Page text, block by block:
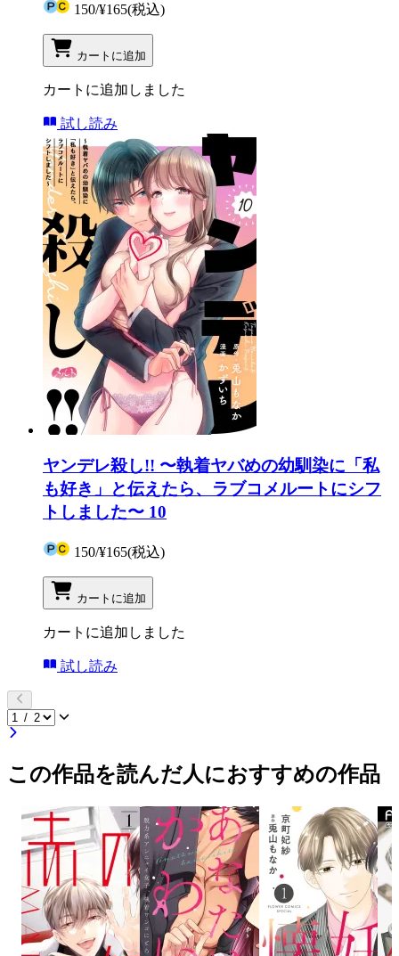
150/¥165(税込)
カートに追加
カートに追加しました
試し読み
ヤンデレ殺し!! 〜執着ヤバめの幼馴染に「私
も好き」と伝えたら、ラブコメルートにシフ
トしました〜 10
150/¥165(税込)
カートに追加
カートに追加しました
試し読み
この作品を読んだ人におすすめの作品